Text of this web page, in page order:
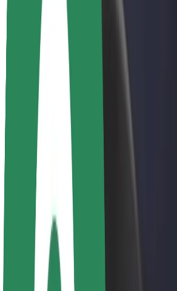
Trabajá con nosotros
Acerca de Bolt
Sostenibilidad en Bolt
Project Zero
Blog
Sala de prensa
Directrices de la marca
Misión
Liderazgo
Marca
Medios
Fondo Urbano
Seguridad